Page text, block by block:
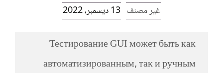
غير مصنف 13 ديسمبر، 2022
Тестирование GUI может быть как
автоматизированным, так и ручным